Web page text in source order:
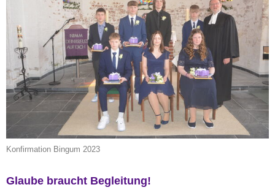
Konfirmation Bingum 2023
Glaube braucht Begleitung!